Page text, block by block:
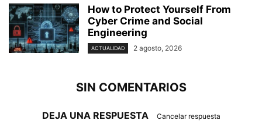
How to Protect Yourself From
Cyber Crime and Social
Engineering
ACTUALIDAD 2 agosto, 2026
SIN COMENTARIOS
DEJA UNA RESPUESTA Cancelar respuesta